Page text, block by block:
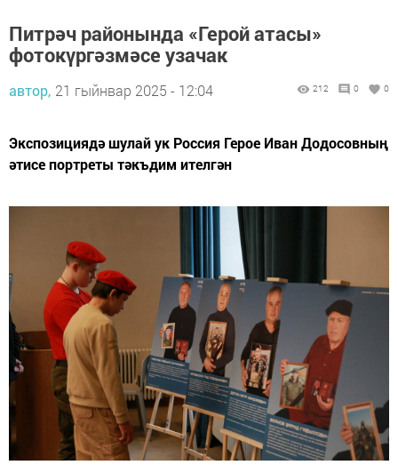
Питрәч районында «Герой атасы»
фотокүргәзмәсе узачак
автор, 21 гыйнвар 2025 - 12:04 212 0 0
Экспозициядә шулай ук Россия Герое Иван Додосовның
әтисе портреты тәкъдим ителгән